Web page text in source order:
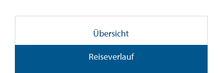
Übersicht
Reiseverlauf